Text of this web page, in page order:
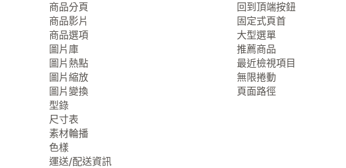
商品分頁
商品影片
商品選項
圖片庫
圖片熱點
圖片縮放
圖片變換
型錄
尺寸表
素材輪播
色樣
運送/配送資訊
回到頂端按鈕
固定式頁首
大型選單
推薦商品
最近檢視項目
無限捲動
頁面路徑